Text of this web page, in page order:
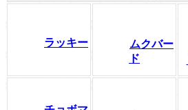
ラッキー
ムクバー
ド